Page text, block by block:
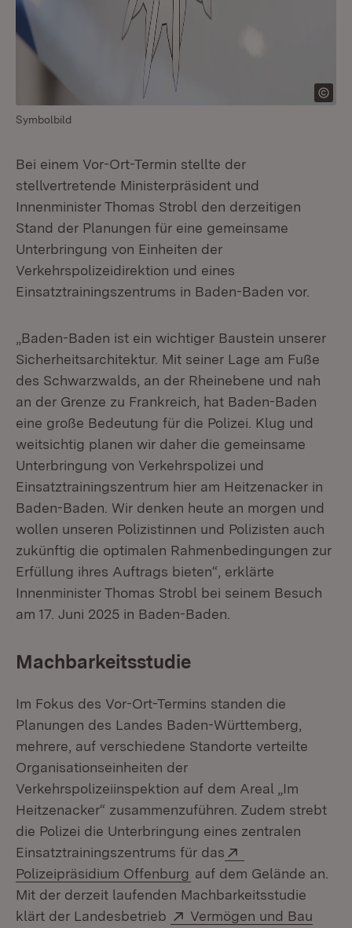
Symbolbild
Bei einem Vor-Ort-Termin stellte der
stellvertretende Ministerpräsident und
Innenminister Thomas Strobl den derzeitigen
Stand der Planungen für eine gemeinsame
Unterbringung von Einheiten der
Verkehrspolizeidirektion und eines
Einsatztrainingszentrums in Baden-Baden vor.
„Baden-Baden ist ein wichtiger Baustein unserer
Sicherheitsarchitektur. Mit seiner Lage am Fuße
des Schwarzwalds, an der Rheinebene und nah
an der Grenze zu Frankreich, hat Baden-Baden
eine große Bedeutung für die Polizei. Klug und
weitsichtig planen wir daher die gemeinsame
Unterbringung von Verkehrspolizei und
Einsatztrainingszentrum hier am Heitzenacker in
Baden-Baden. Wir denken heute an morgen und
wollen unseren Polizistinnen und Polizisten auch
zukünftig die optimalen Rahmenbedingungen zur
Erfüllung ihres Auftrags bieten“, erklärte
Innenminister Thomas Strobl bei seinem Besuch
am 17. Juni 2025 in Baden-Baden.
Machbarkeitsstudie
Im Fokus des Vor-Ort-Termins standen die
Planungen des Landes Baden-Württemberg,
mehrere, auf verschiedene Standorte verteilte
Organisationseinheiten der
Verkehrspolizeiinspektion auf dem Areal „Im
Heitzenacker“ zusammenzuführen. Zudem strebt
die Polizei die Unterbringung eines zentralen
Einsatztrainingszentrums für das
Polizeipräsidium Offenburg (Öffnet in neuem
auf dem Gelände an.
Mit der derzeit laufenden Machbarkeitsstudie
klärt der Landesbetrieb
Extern:
Vermögen und Bau